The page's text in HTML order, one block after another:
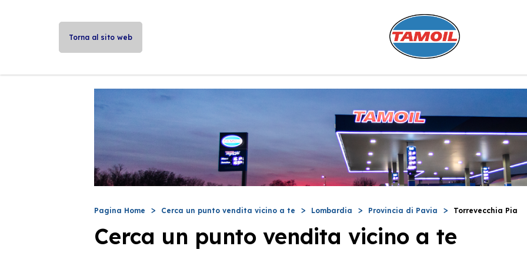
Torna al sito web
Pagina Home Cerca un punto vendita vicino a te Lombardia Provincia di Pavia Torrevecchia Pia
Cerca un punto vendita vicino a te